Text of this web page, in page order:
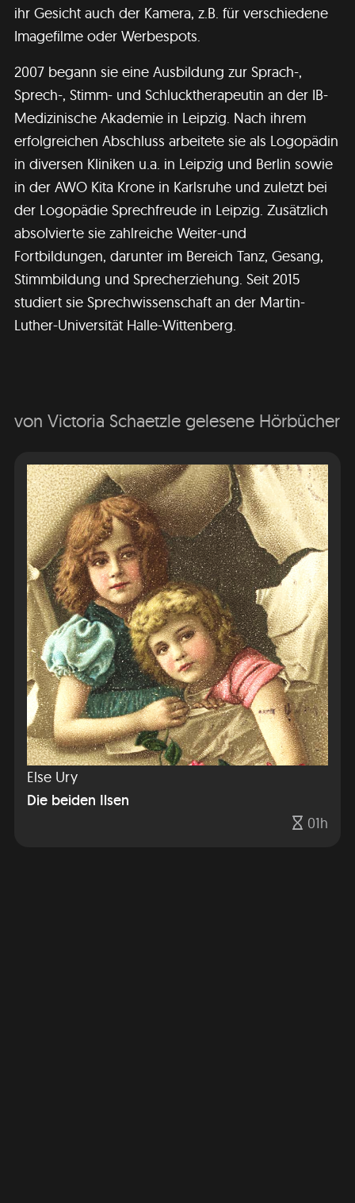
ihr Gesicht auch der Kamera, z.B. für verschiedene
Imagefilme oder Werbespots.
2007 begann sie eine Ausbildung zur Sprach-,
Sprech-, Stimm- und Schlucktherapeutin an der IB-
Medizinische Akademie in Leipzig. Nach ihrem
erfolgreichen Abschluss arbeitete sie als Logopädin
in diversen Kliniken u.a. in Leipzig und Berlin sowie
in der AWO Kita Krone in Karlsruhe und zuletzt bei
der Logopädie Sprechfreude in Leipzig. Zusätzlich
absolvierte sie zahlreiche Weiter-und
Fortbildungen, darunter im Bereich Tanz, Gesang,
Stimmbildung und Sprecherziehung. Seit 2015
studiert sie Sprechwissenschaft an der Martin-
Luther-Universität Halle-Wittenberg.
von Victoria Schaetzle gelesene Hörbücher
Die beiden Ilsen
Else Ury
01h